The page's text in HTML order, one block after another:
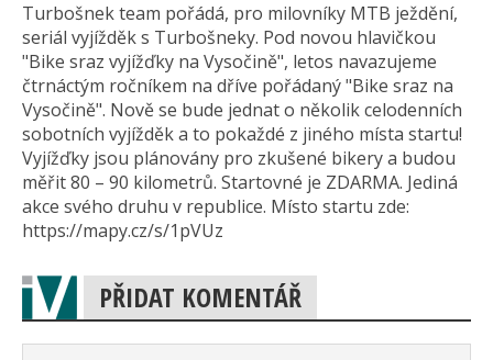
Turbošnek team pořádá, pro milovníky MTB ježdění,
seriál vyjížděk s Turbošneky. Pod novou hlavičkou
"Bike sraz vyjížďky na Vysočině", letos navazujeme
čtrnáctým ročníkem na dříve pořádaný "Bike sraz na
Vysočině". Nově se bude jednat o několik celodenních
sobotních vyjížděk a to pokaždé z jiného místa startu!
Vyjížďky jsou plánovány pro zkušené bikery a budou
měřit 80 – 90 kilometrů. Startovné je ZDARMA. Jediná
akce svého druhu v republice. Místo startu zde:
https://mapy.cz/s/1pVUz
PŘIDAT KOMENTÁŘ